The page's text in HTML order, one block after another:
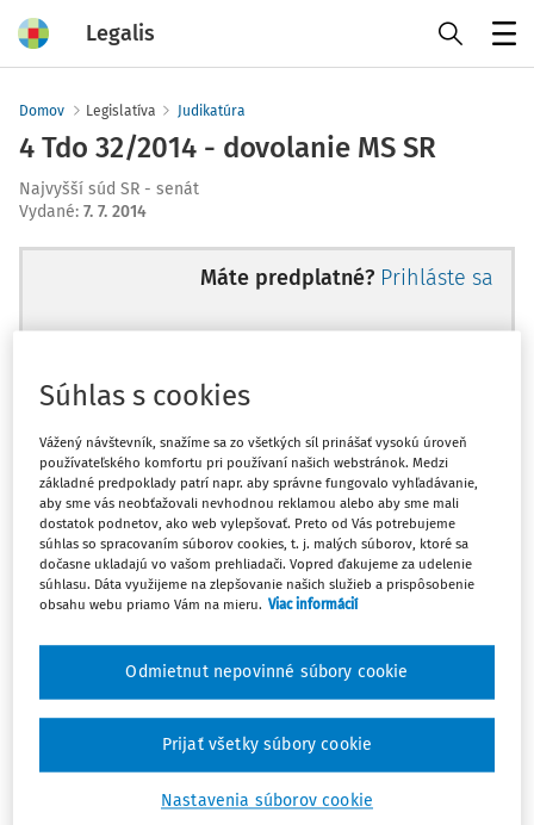
Legalis
Domov Legislatíva Judikatúra
4 Tdo 32/2014 - dovolanie MS SR
Najvyšší súd SR - senát
Vydané: 7. 7. 2014
Máte predplatné? Prihláste sa
Ups, zatiaľ ste si prečítali len
začiatok...
Celý odborný obsah z tejto oblasti je
dostupný predplatiteľom portálu.
obsahu a získajte prístup na 10 dní
zdarma, stačí sa len zaregistrovať.
Vďaka registrácii získate prístup aj k
vybranému obsahu:
Súhlas s cookies
Vážený návštevník, snažíme sa zo všetkých síl prinášať vysokú úroveň
používateľského komfortu pri používaní našich webstránok. Medzi
základné predpoklady patrí napr. aby správne fungovalo vyhľadávanie,
aby sme vás neobťažovali nevhodnou reklamou alebo aby sme mali
dostatok podnetov, ako web vylepšovať. Preto od Vás potrebujeme
súhlas so spracovaním súborov cookies, t. j. malých súborov, ktoré sa
dočasne ukladajú vo vašom prehliadači. Vopred ďakujeme za udelenie
súhlasu. Dáta využijeme na zlepšovanie našich služieb a prispôsobenie
obsahu webu priamo Vám na mieru. Viac informácií
Nastavenia súborov cookie
Odmietnut nepovinné súbory cookie
Prijať všetky súbory cookie